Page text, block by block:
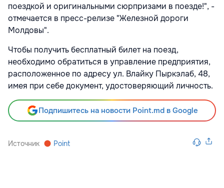
поездкой и оригинальными сюрпризами в поезде!", -
отмечается в пресс-релизе "Железной дороги
Молдовы".
Чтобы получить бесплатный билет на поезд,
необходимо обратиться в управление предприятия,
расположенное по адресу ул. Влайку Пыркэлаб, 48,
имея при себе документ, удостоверяющий личность.
Подпишитесь на новости Point.md в Google
Источник Point